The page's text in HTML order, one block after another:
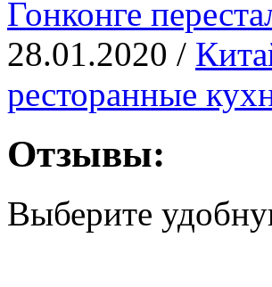
Гонконге
28.01.2020 /
ресторанные
Отзывы:
Выберите